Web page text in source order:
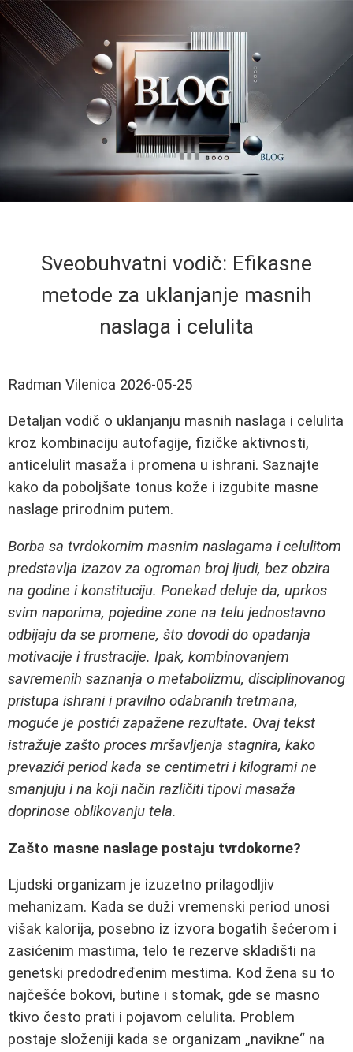
Sveobuhvatni vodič: Efikasne
metode za uklanjanje masnih
naslaga i celulita
Radman Vilenica 2026-05-25
Detaljan vodič o uklanjanju masnih naslaga i celulita
kroz kombinaciju autofagije, fizičke aktivnosti,
anticelulit masaža i promena u ishrani. Saznajte
kako da poboljšate tonus kože i izgubite masne
naslage prirodnim putem.
Borba sa tvrdokornim masnim naslagama i celulitom
predstavlja izazov za ogroman broj ljudi, bez obzira
na godine i konstituciju. Ponekad deluje da, uprkos
svim naporima, pojedine zone na telu jednostavno
odbijaju da se promene, što dovodi do opadanja
motivacije i frustracije. Ipak, kombinovanjem
savremenih saznanja o metabolizmu, disciplinovanog
pristupa ishrani i pravilno odabranih tretmana,
moguće je postići zapažene rezultate. Ovaj tekst
istražuje zašto proces mršavljenja stagnira, kako
prevazići period kada se centimetri i kilogrami ne
smanjuju i na koji način različiti tipovi masaža
doprinose oblikovanju tela.
Zašto masne naslage postaju tvrdokorne?
Ljudski organizam je izuzetno prilagodljiv
mehanizam. Kada se duži vremenski period unosi
višak kalorija, posebno iz izvora bogatih šećerom i
zasićenim mastima, telo te rezerve skladišti na
genetski predodređenim mestima. Kod žena su to
najčešće bokovi, butine i stomak, gde se masno
tkivo često prati i pojavom celulita. Problem
postaje složeniji kada se organizam „navikne“ na